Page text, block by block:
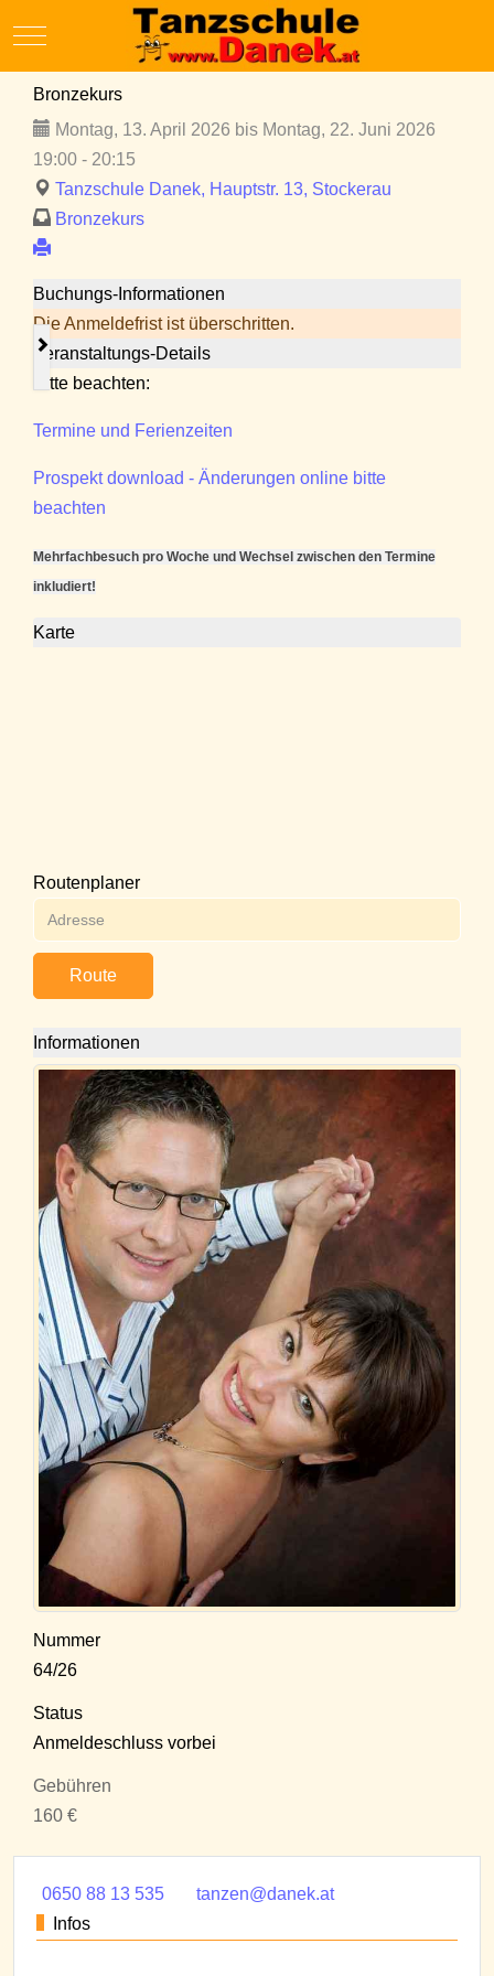
Mobile Menu Toggle
Bronzekurs
Montag, 13. April 2026 bis Montag, 22. Juni 2026
19:00 - 20:15
Tanzschule Danek, Hauptstr. 13, Stockerau
Bronzekurs
Buchungs-Informationen
Die Anmeldefrist ist überschritten.
Veranstaltungs-Details
Bitte beachten:
Termine und Ferienzeiten
Prospekt download - Änderungen online bitte
beachten
Mehrfachbesuch pro Woche und Wechsel zwischen den Termine
inkludiert!
Karte
Routenplaner
Route
Informationen
Nummer
64/26
Status
Anmeldeschluss vorbei
Gebühren
160 €
0650 88 13 535
tanzen@danek.at
Infos